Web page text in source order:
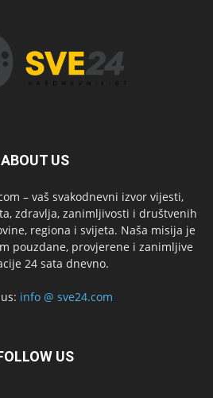
ABOUT US
– vaš svakodnevni izvor vijesti,
zdravlja, zanimljivosti i društvenih
regiona i svijeta. Naša misija je
pouzdane, provjerene i zanimljive
24 sata dnevno.
info @ sve24.com
US